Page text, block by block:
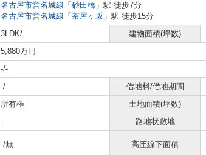
名古屋市営名城線 「 砂田橋 」駅 徒歩7分
名古屋市営名城線 「 茶屋ヶ坂 」駅 徒歩15分
3LDK/ 建物面積(坪数)
5,880万円
-/-
-/- 借地料/借地期間
所有権 土地面積(坪数)
- 路地状敷地
-/無 高圧線下面積